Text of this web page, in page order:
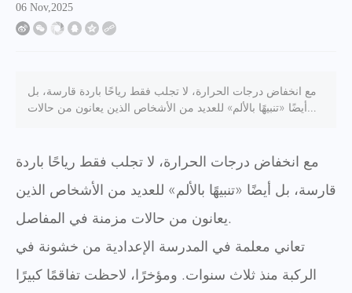
06 Nov,2025
مع انخفاض درجات الحرارة، لا تجلب فقط رياحًا باردة قارسة، بل
أيضًا «تنبيهًا بالألم» للعديد من الأشخاص الذين يعانون من حالات
مع انخفاض درجات الحرارة، لا تجلب فقط رياحًا باردة
قارسة، بل أيضًا «تنبيهًا بالألم» للعديد من الأشخاص الذين
يعانون من حالات مزمنة في المفاصل.
تعاني معلمة في المدرسة الإعدادية من خشونة في
الركبة منذ ثلاث سنوات. ومؤخرًا، لاحظت تفاقمًا كبيرًا